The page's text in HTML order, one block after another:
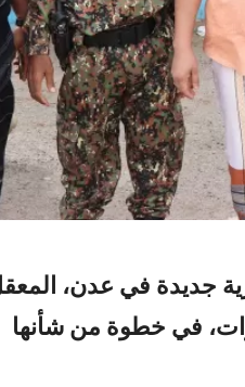
جديدة في عدن،
في خطوة من شأنها